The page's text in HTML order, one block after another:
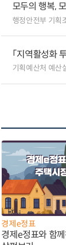
모두의 행복,
행정안전부 기획
「지역활성화
기획예산처 예산
경제e정표
경제e정표와 함